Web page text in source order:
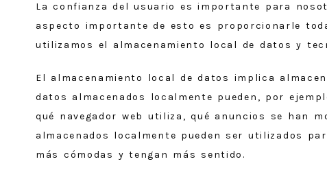
La confianza del usuario es importante para
aspecto importante de esto es proporcionarle
utilizamos el almacenamiento local de datos y
El almacenamiento local de datos implica
datos almacenados localmente pueden, por
qué navegador web utiliza, qué anuncios se han
almacenados localmente pueden ser utilizados
más cómodas y tengan más sentido.